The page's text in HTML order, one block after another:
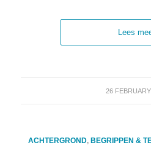
Lees
26
ACHTERGROND, BEGRIPPEN &